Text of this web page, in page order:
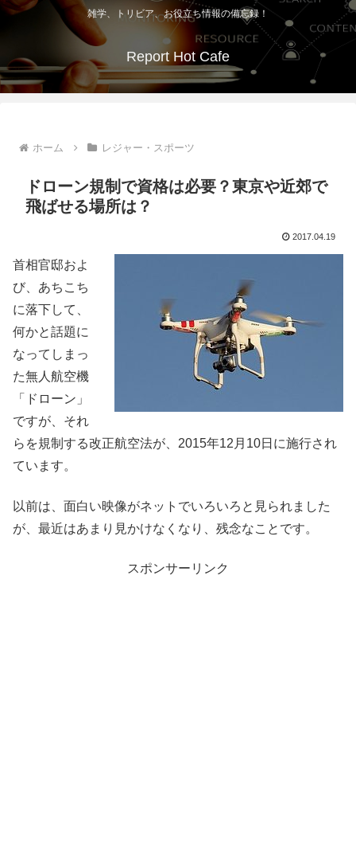
雑学、トリビア、お役立ち情報の備忘録！
Report Hot Cafe
ホーム レジャー・スポーツ
ドローン規制で資格は必要？東京や近郊で
飛ばせる場所は？
2017.04.19
首相官邸およ
び、あちこち
に落下して、
何かと話題に
なってしまっ
た無人航空機
「ドローン」
ですが、それ
らを規制する改正航空法が、2015年12月10日に施行され
ています。
以前は、面白い映像がネットでいろいろと見られました
が、最近はあまり見かけなくなり、残念なことです。
スポンサーリンク